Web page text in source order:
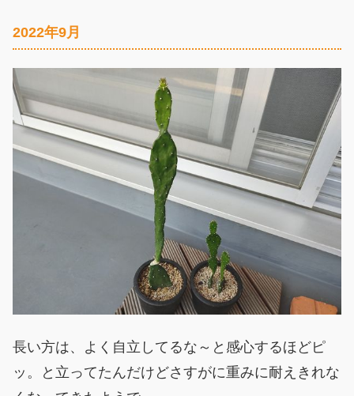
2022年9月
長い方は、よく自立してるな～と感心するほどピ
ッ。と立ってたんだけどさすがに重みに耐えきれな